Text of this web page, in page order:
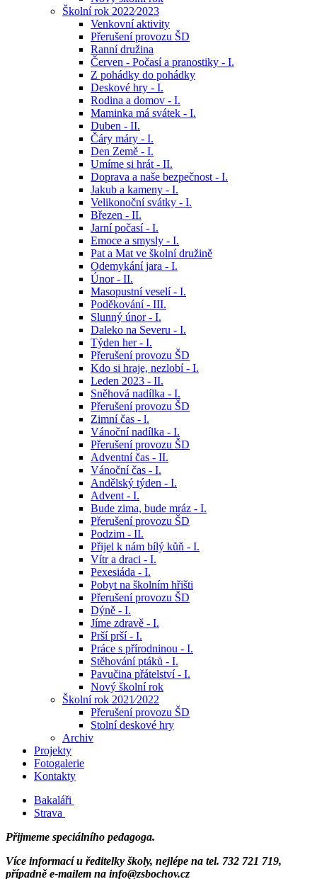
Školní rok 2022⁄2023
Venkovní aktivity
Přerušení provozu ŠD
Ranní družina
Červen - Počasí a pranostiky - I.
Z pohádky do pohádky
Deskové hry - I.
Rodina a domov - I.
Maminka má svátek - I.
Duben - II.
Čáry máry - I.
Den Země - I.
Umíme si hrát - II.
Doprava a naše bezpečnost - I.
Jakub a kameny - I.
Velikonoční svátky - I.
Březen - II.
Jarní počasí - I.
Emoce a smysly - I.
Pat a Mat ve školní družině
Odemykání jara - I.
Únor - II.
Masopustní veselí - I.
Poděkování - III.
Slunný únor - I.
Daleko na Severu - I.
Týden her - I.
Přerušení provozu ŠD
Kdo si hraje, nezlobí - I.
Leden 2023 - II.
Sněhová nadílka - I.
Přerušení provozu ŠD
Zimní čas - l.
Vánoční nadílka - I.
Přerušení provozu ŠD
Adventní čas - II.
Vánoční čas - I.
Andělský týden - I.
Advent - I.
Bude zima, bude mráz - I.
Přerušení provozu ŠD
Podzim - II.
Přijel k nám bílý kůň - I.
Vítr a draci - I.
Pexesiáda - I.
Pobyt na školním hřišti
Přerušení provozu ŠD
Dýně - I.
Jíme zdravě - I.
Prší prší - I.
Práce s přírodninou - I.
Stěhování ptáků - I.
Pavučina přátelství - I.
Nový školní rok
Školní rok 2021⁄2022
Přerušení provozu ŠD
Stolní deskové hry
Archiv
Projekty
Fotogalerie
Kontakty
Bakaláři
Strava
Přijmeme speciálního pedagoga.
Více informací u ředitelky školy, nejlépe na tel. 732 721 719,
případně e-mailem na info@zsbochov.cz